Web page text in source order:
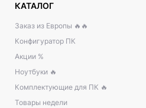
КАТАЛОГ
Заказ из Европы 🔥🔥
Конфигуратор ПК
Акции %
Ноутбуки 🔥
Комплектующие для ПК 🔥
Товары недели